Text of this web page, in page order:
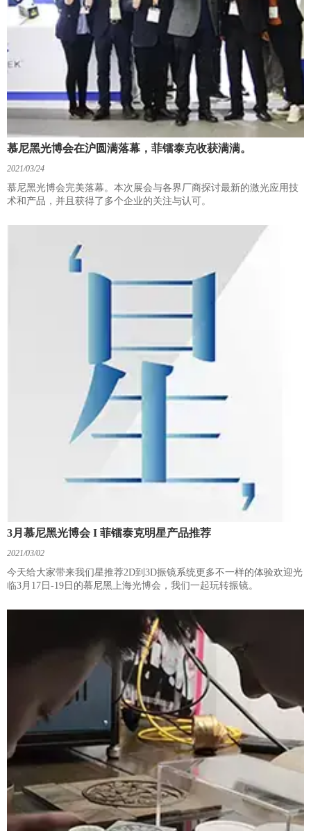
慕尼黑光博会在沪圆满落幕，菲镭泰克收获满满。
2021/03/24
慕尼黑光博会完美落幕。本次展会与各界厂商探讨最新的激光应用技
术和产品，并且获得了多个企业的关注与认可。
3月慕尼黑光博会 I 菲镭泰克明星产品推荐
2021/03/02
今天给大家带来我们星推荐2D到3D振镜系统更多不一样的体验欢迎光
临3月17日-19日的慕尼黑上海光博会，我们一起玩转振镜。